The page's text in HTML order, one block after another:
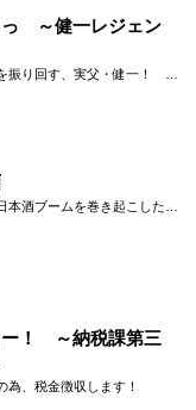
っ ～健一レジェン
振り回す、実父・健一！ 愉
本酒ブームを巻き起こした名
ー！ ～納税課第三
為、税金徴収します！